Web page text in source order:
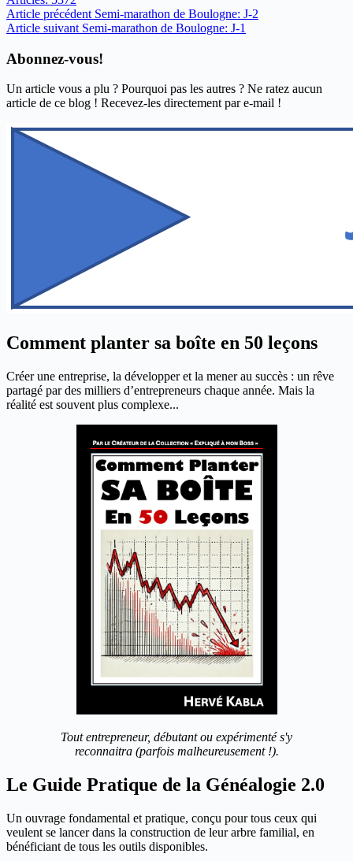
Article précédent Semi-marathon de Boulogne: J-2
Article suivant Semi-marathon de Boulogne: J-1
Abonnez-vous!
Un article vous a plu ? Pourquoi pas les autres ? Ne ratez aucun
article de ce blog ! Recevez-les directement par e-mail !
Comment planter sa boîte en 50 leçons
Créer une entreprise, la développer et la mener au succès : un rêve
partagé par des milliers d’entrepreneurs chaque année. Mais la
réalité est souvent plus complexe...
Tout entrepreneur, débutant ou expérimenté s'y
reconnaitra (parfois malheureusement !).
Le Guide Pratique de la Généalogie 2.0
Un ouvrage fondamental et pratique, conçu pour tous ceux qui
veulent se lancer dans la construction de leur arbre familial, en
bénéficiant de tous les outils disponibles.